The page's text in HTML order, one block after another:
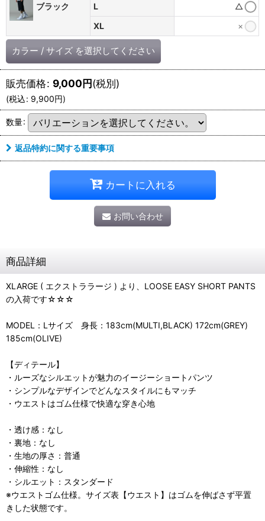
ブラック
L
△
XL
×
カラー / サイズ を選択してください
販売価格: 9,000円(税別)
(税込: 9,900円)
数量:
返品特約に関する重要事項
カートに入れる
お問い合わせ
商品詳細
XLARGE ( エクストララージ ) より、LOOSE EASY SHORT PANTS
の入荷です☆☆☆
MODEL：Lサイズ 身長：183cm(MULTI,BLACK) 172cm(GREY)
185cm(OLIVE)
【ディテール】
・ルーズなシルエットが魅力のイージーショートパンツ
・シンプルなデザインでどんなスタイルにもマッチ
・ウエストはゴム仕様で快適な穿き心地
・透け感：なし
・裏地：なし
・生地の厚さ：普通
・伸縮性：なし
・シルエット：スタンダード
※ウエストゴム仕様。サイズ表【ウエスト】はゴムを伸ばさず平置
きした状態です。